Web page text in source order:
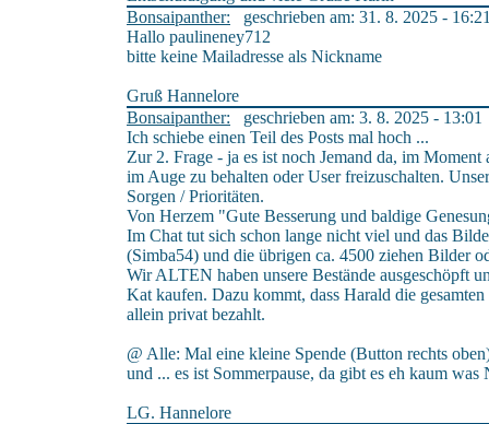
Bonsaipanther: geschrieben am: 31. 8. 2025 -
Hallo paulineney712
bitte keine Mailadresse als Nickname
Gruß Hannelore
Bonsaipanther: geschrieben am: 3. 8. 2025 - 13:01
Ich schiebe einen Teil des Posts mal hoch ...
Zur 2. Frage - ja es ist noch Jemand da, im
im Auge zu behalten oder User freizuschalten.
Sorgen / Prioritäten.
Von Herzem "Gute Besserung und baldige
Im Chat tut sich schon lange nicht viel und das
(Simba54) und die übrigen ca. 4500 ziehen Bilder
Wir ALTEN haben unsere Bestände ausgeschöpft
Kat kaufen. Dazu kommt, dass Harald die
allein privat bezahlt.
@ Alle: Mal eine kleine Spende (Button rechts
und ... es ist Sommerpause, da gibt es eh kaum was
LG. Hannelore